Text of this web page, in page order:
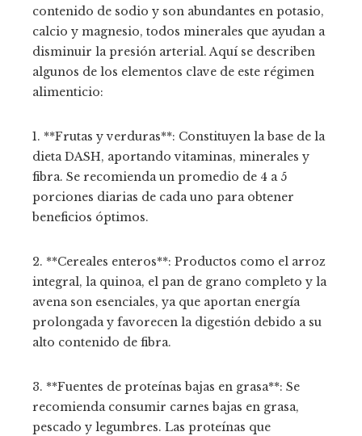
contenido de sodio y son abundantes en potasio,
calcio y magnesio, todos minerales que ayudan a
disminuir la presión arterial. Aquí se describen
algunos de los elementos clave de este régimen
alimenticio:
1. **Frutas y verduras**: Constituyen la base de la
dieta DASH, aportando vitaminas, minerales y
fibra. Se recomienda un promedio de 4 a 5
porciones diarias de cada uno para obtener
beneficios óptimos.
2. **Cereales enteros**: Productos como el arroz
integral, la quinoa, el pan de grano completo y la
avena son esenciales, ya que aportan energía
prolongada y favorecen la digestión debido a su
alto contenido de fibra.
3. **Fuentes de proteínas bajas en grasa**: Se
recomienda consumir carnes bajas en grasa,
pescado y legumbres. Las proteínas que